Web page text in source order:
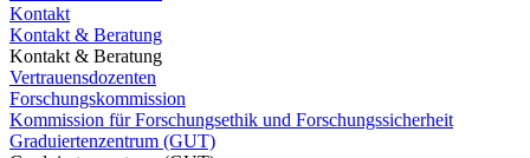
Kontakt
Kontakt & Beratung
Kontakt & Beratung
Vertrauensdozenten
Forschungskommission
Kommission für Forschungsethik und Forschungssicherheit
Graduiertenzentrum (GUT)